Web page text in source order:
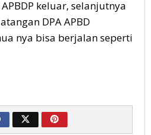
keluar, selanjutnya
DPA APBD
nya bisa berjalan seperti